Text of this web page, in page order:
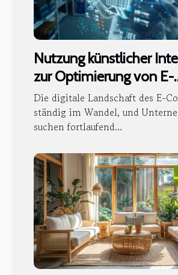
Nutzung künstlicher
zur Optimierung von E-
Commerce-
Die digitale Landschaft des E-
ständig im Wandel, und
suchen fortlaufend...